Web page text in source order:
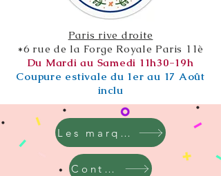
Paris rive droite
*6 rue de la Forge Royale Paris 11è
Du Mardi au Samedi 11h30-19h
Coupure estivale du 1er au 17 Août
inclu
Les marques
Contact